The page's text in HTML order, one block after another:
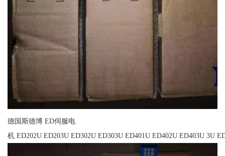
德国斯德博 ED伺服电
机 ED202U ED203U ED302U ED303U ED401U ED402U ED403U 3U